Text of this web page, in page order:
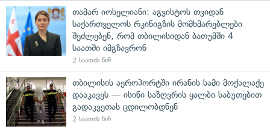
თამარ იოსელიანი: აგვისტოს თვიდან
საქართველოს რკინიგზის მომხმარებლები
შეძლებენ, რომ თბილისიდან ბათუმში 4
საათში იმგზავრონ
2 საათის წინ
თბილისის აეროპორტში ირანის სამი მოქალაქე
დააკავეს — ისინი საზღვრის ყალბი საბუთებით
გადაკვეთას ცდილობდნენ
2 საათის წინ